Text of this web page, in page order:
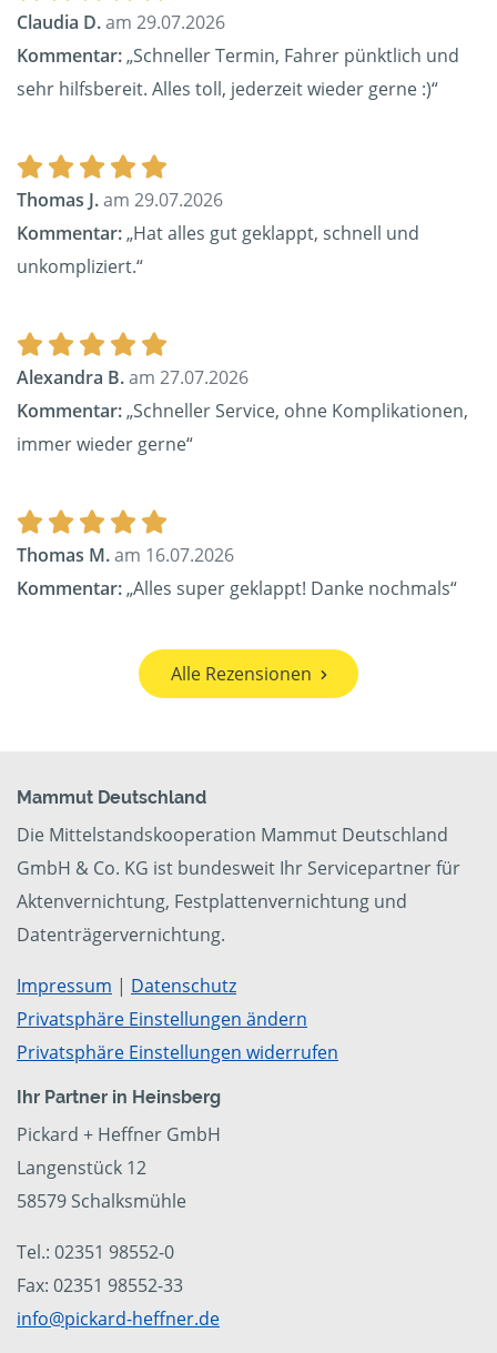
Claudia D.am 29.07.2026
Kommentar:„Schneller Termin, Fahrer pünktlich und
sehr hilfsbereit. Alles toll, jederzeit wieder gerne :)“
Thomas J.am 29.07.2026
Kommentar:„Hat alles gut geklappt, schnell und
unkompliziert.“
Alexandra B.am 27.07.2026
Kommentar:„Schneller Service, ohne Komplikationen,
immer wieder gerne“
Thomas M.am 16.07.2026
Kommentar:„Alles super geklappt! Danke nochmals“
Alle Rezensionen
Mammut Deutschland
Die Mittelstandskooperation Mammut Deutschland
GmbH & Co. KG ist bundesweit Ihr Servicepartner für
Aktenvernichtung, Festplattenvernichtung und
Datenträgervernichtung.
Impressum | Datenschutz
Privatsphäre Einstellungen ändern
Privatsphäre Einstellungen widerrufen
Ihr Partner in Heinsberg
Pickard + Heffner GmbH
Langenstück 12
58579 Schalksmühle
Tel.: 02351 98552-0
Fax: 02351 98552-33
info@pickard-heffner.de